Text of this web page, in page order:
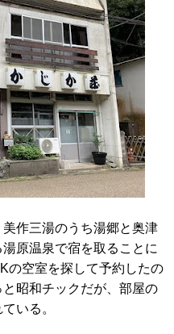
作三湯のうち湯郷と奥津
原温泉で宿を取ることに
の空室を探して予約したの
昭和チックだが、部屋の
いる。